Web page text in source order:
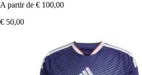
A partir de € 100,00
€ 50,00